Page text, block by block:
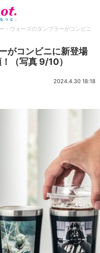
・ウォーズのタンブラーがコンビニ
がコンビニに新登場
（写真 9/10）
2024.4.30 18:18